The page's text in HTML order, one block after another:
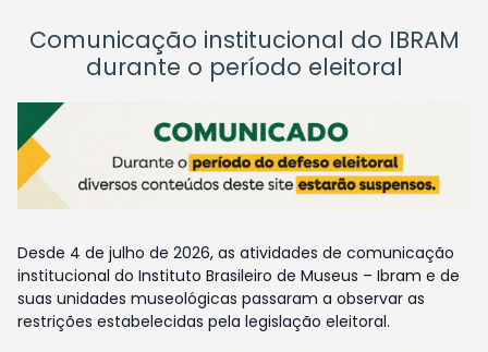
Comunicação institucional do IBRAM
durante o período eleitoral
Desde 4 de julho de 2026, as atividades de comunicação
institucional do Instituto Brasileiro de Museus – Ibram e de
suas unidades museológicas passaram a observar as
restrições estabelecidas pela legislação eleitoral.